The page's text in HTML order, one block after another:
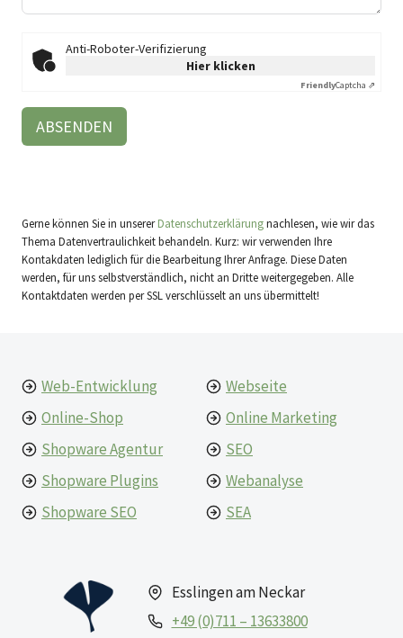
Anti-Roboter-Verifizierung
Hier klicken
FriendlyCaptcha ⇗
ABSENDEN
Gerne können Sie in unsererDatenschutzerklärungnachlesen, wie wir das
Thema Datenvertraulichkeit behandeln. Kurz: wir verwenden Ihre
Kontakdaten lediglich für die Bearbeitung Ihrer Anfrage. Diese Daten
werden, für uns selbstverständlich, nicht an Dritte weitergegeben. Alle
Kontaktdaten werden per SSL verschlüsselt an uns übermittelt!
Esslingen am Neckar
+49 (0)711 – 13633800
Web-Entwicklung
Webseite
Online-Shop
Online Marketing
Shopware Agentur
SEO
Shopware Plugins
Webanalyse
Shopware SEO
SEA